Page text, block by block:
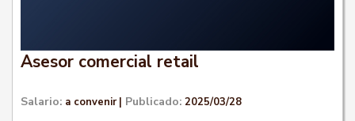
Asesor comercial retail
Salario: a convenir | Publicado: 2025/03/28